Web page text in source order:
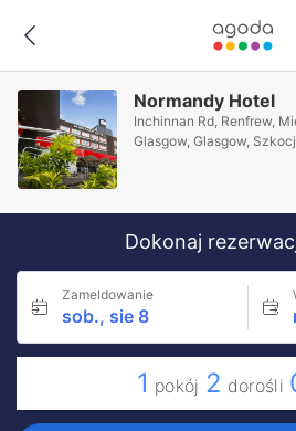
Normandy Hotel
Inchinnan Rd, Renfrew,
Glasgow, Glasgow,
Dokonaj
Zameldowanie
sob., sie 8
1 pokój 2 dorośli